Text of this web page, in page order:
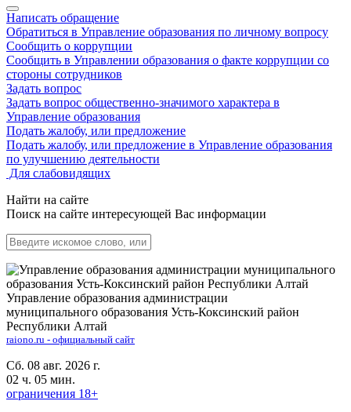
Написать обращение
Обратиться в Управление образования по личному вопросу
Сообщить о коррупции
Сообщить в Управлении образования о факте коррупции со
стороны сотрудников
Задать вопрос
Задать вопрос общественно-значимого характера в
Управление образования
Подать жалобу, или предложение
Подать жалобу, или предложение в Управление образования
по улучшению деятельности
Для слабовидящих
Найти на сайте
Поиск на сайте интересующей Вас информации
Управление образования администрации
муниципального образования Усть-Коксинский район
Республики Алтай
raiono.ru - официальный сайт
Сб. 08 авг. 2026 г.
02 ч. 05 мин.
ограничения 18+